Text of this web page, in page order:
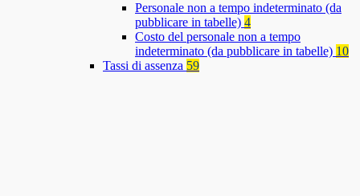
Personale non a tempo indeterminato (da
pubblicare in tabelle) 4
Costo del personale non a tempo
indeterminato (da pubblicare in tabelle) 10
Tassi di assenza 59